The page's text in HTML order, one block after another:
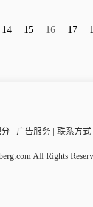
14 15 16 17
| 广告服务 | 联系方
All Rights